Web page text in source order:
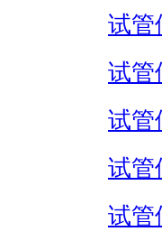
试管
试管
试管
试管
试管